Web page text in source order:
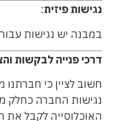
נגישות פיזית:
במבנה יש נגישות
דרכי פנייה לבקשות
חשוב לציין כי
נגישות החברה כחלק
האוכלוסייה לקבל את